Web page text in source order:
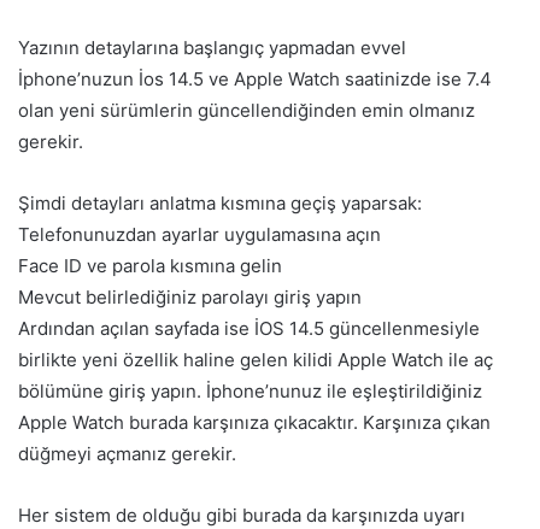
Yazının detaylarına başlangıç yapmadan evvel
İphone’nuzun İos 14.5 ve Apple Watch saatinizde ise 7.4
olan yeni sürümlerin güncellendiğinden emin olmanız
gerekir.
Şimdi detayları anlatma kısmına geçiş yaparsak:
Telefonunuzdan ayarlar uygulamasına açın
Face ID ve parola kısmına gelin
Mevcut belirlediğiniz parolayı giriş yapın
Ardından açılan sayfada ise İOS 14.5 güncellenmesiyle
birlikte yeni özellik haline gelen kilidi Apple Watch ile aç
bölümüne giriş yapın. İphone’nunuz ile eşleştirildiğiniz
Apple Watch burada karşınıza çıkacaktır. Karşınıza çıkan
düğmeyi açmanız gerekir.
Her sistem de olduğu gibi burada da karşınızda uyarı